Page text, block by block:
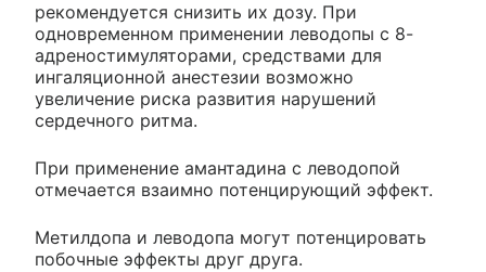
рекомендуется снизить их дозу. При
одновременном применении леводопы с 8-
адреностимуляторами, средствами для
ингаляционной анестезии возможно
увеличение риска развития нарушений
сердечного ритма.
При применение амантадина с леводопой
отмечается взаимно потенцирующий эффект.
Метилдопа и леводопа могут потенцировать
побочные эффекты друг друга.